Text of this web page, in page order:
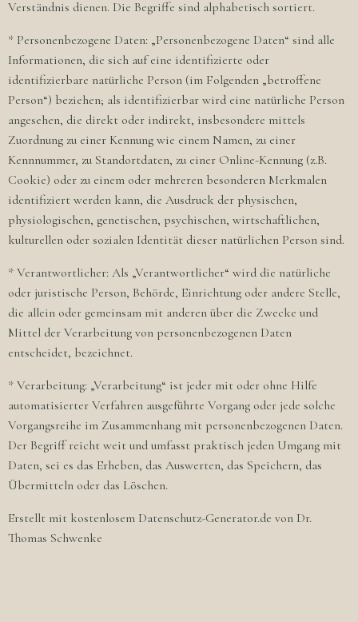
Verständnis dienen. Die Begriffe sind alphabetisch sortiert.
* Personenbezogene Daten: „Personenbezogene Daten“ sind alle
Informationen, die sich auf eine identifizierte oder
identifizierbare natürliche Person (im Folgenden „betroffene
Person“) beziehen; als identifizierbar wird eine natürliche Person
angesehen, die direkt oder indirekt, insbesondere mittels
Zuordnung zu einer Kennung wie einem Namen, zu einer
Kennnummer, zu Standortdaten, zu einer Online-Kennung (z.B.
Cookie) oder zu einem oder mehreren besonderen Merkmalen
identifiziert werden kann, die Ausdruck der physischen,
physiologischen, genetischen, psychischen, wirtschaftlichen,
kulturellen oder sozialen Identität dieser natürlichen Person sind.
* Verantwortlicher: Als „Verantwortlicher“ wird die natürliche
oder juristische Person, Behörde, Einrichtung oder andere Stelle,
die allein oder gemeinsam mit anderen über die Zwecke und
Mittel der Verarbeitung von personenbezogenen Daten
entscheidet, bezeichnet.
* Verarbeitung: „Verarbeitung“ ist jeder mit oder ohne Hilfe
automatisierter Verfahren ausgeführte Vorgang oder jede solche
Vorgangsreihe im Zusammenhang mit personenbezogenen Daten.
Der Begriff reicht weit und umfasst praktisch jeden Umgang mit
Daten, sei es das Erheben, das Auswerten, das Speichern, das
Übermitteln oder das Löschen.
Erstellt mit kostenlosem Datenschutz-Generator.de von Dr.
Thomas Schwenke